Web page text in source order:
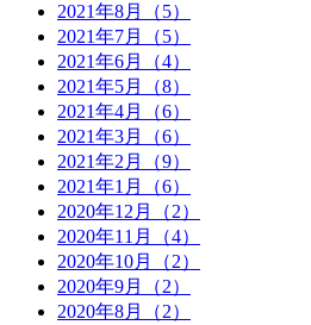
2021年8月（5）
2021年7月（5）
2021年6月（4）
2021年5月（8）
2021年4月（6）
2021年3月（6）
2021年2月（9）
2021年1月（6）
2020年12月（2）
2020年11月（4）
2020年10月（2）
2020年9月（2）
2020年8月（2）